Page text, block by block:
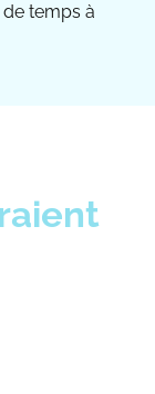
temps à